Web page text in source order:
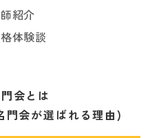
紹介
体験談
会とは
門会が選ばれる理由)